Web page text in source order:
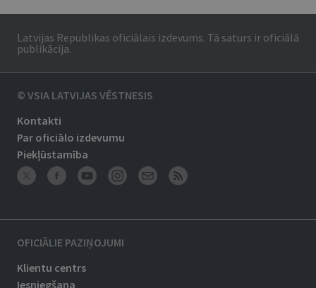
Latvijas Republikas oficiālais izdevums. Tā saturs ir oficiālā
publikācija.
© VSIA LATVIJAS VĒSTNESIS
Kontakti
Par oficiālo izdevumu
Piekļūstamība
OFICIĀLIE PAZIŅOJUMI
Klientu centrs
Iesniegšana